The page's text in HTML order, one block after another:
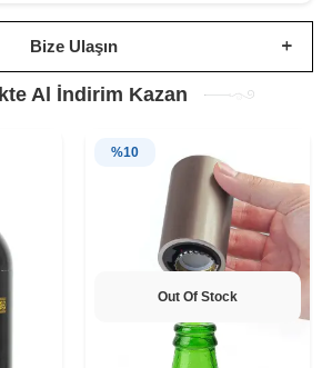
Bize Ulaşın
Al İndirim Kazan
%10
Out Of Stock